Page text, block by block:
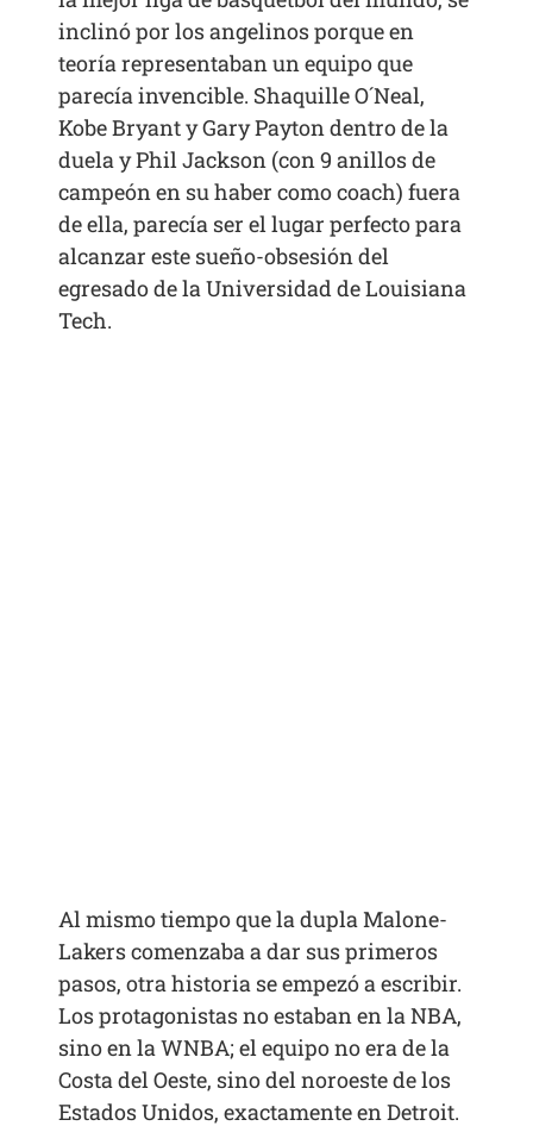
inclinó por los angelinos porque en
teoría representaban un equipo que
parecía invencible. Shaquille O´Neal,
Kobe Bryant y Gary Payton dentro de la
duela y Phil Jackson (con 9 anillos de
campeón en su haber como coach) fuera
de ella, parecía ser el lugar perfecto para
alcanzar este sueño-obsesión del
egresado de la Universidad de Louisiana
Tech.
Al mismo tiempo que la dupla Malone-
Lakers comenzaba a dar sus primeros
pasos, otra historia se empezó a escribir.
Los protagonistas no estaban en la NBA,
sino en la WNBA; el equipo no era de la
Costa del Oeste, sino del noroeste de los
Estados Unidos, exactamente en Detroit.